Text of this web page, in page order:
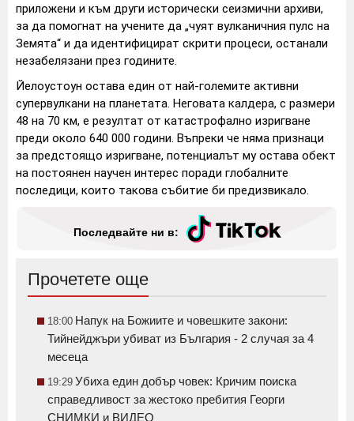
приложени и към други исторически сеизмични архиви,
за да помогнат на учените да „чуят вулканичния пулс на
Земята“ и да идентифицират скрити процеси, останали
незабелязани през годините.
Йелоустоун остава един от най-големите активни
супервулкани на планетата. Неговата калдера, с размери
48 на 70 км, е резултат от катастрофално изригване
преди около 640 000 години. Въпреки че няма признаци
за предстоящо изригване, потенциалът му остава обект
на постоянен научен интерес поради глобалните
последици, които такова събитие би предизвикало.
Последвайте ни в:
Прочетете още
18:00 Напук на Божиите и човешките закони:
Тийнейджъри убиват из България - 2 случая за 4
месеца
19:29 Убиха един добър човек: Кричим поиска
справедливост за жестоко пребития Георги
СНИМКИ и ВИДЕО